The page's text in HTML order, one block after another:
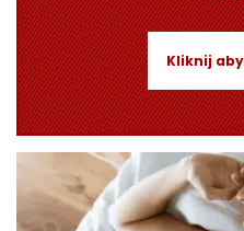
Kliknij